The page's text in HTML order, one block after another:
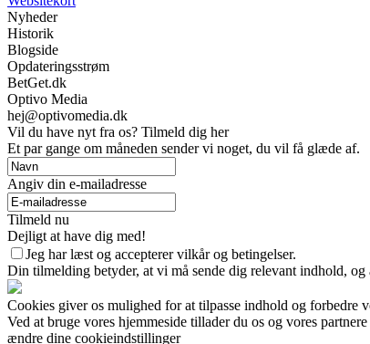
Nyheder
Historik
Blogside
Opdateringsstrøm
BetGet.dk
Optivo Media
hej@optivomedia.dk
Vil du have nyt fra os? Tilmeld dig her
Et par gange om måneden sender vi noget, du vil få glæde af.
Angiv din e-mailadresse
Tilmeld nu
Dejligt at have dig med!
Jeg har læst og accepterer vilkår og betingelser.
Din tilmelding betyder, at vi må sende dig relevant indhold,
Cookies giver os mulighed for at tilpasse indhold og forbedre
Ved at bruge vores hjemmeside tillader du os og vores
ændre dine cookieindstillinger